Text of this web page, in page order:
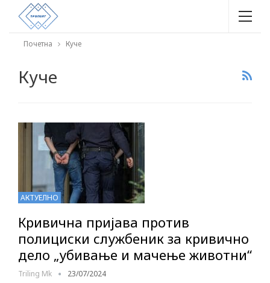
Почетна Куче
Куче
АКТУЕЛНО
Кривична пријава против
полициски службеник за кривично
дело „убивање и мачење животни“
Triling Mk 23/07/2024